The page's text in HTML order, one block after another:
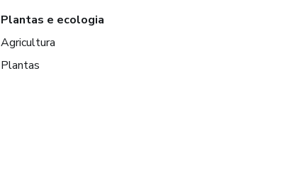
Plantas e ecologia
Agricultura
Plantas